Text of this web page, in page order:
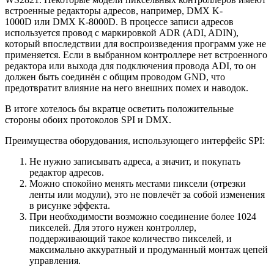
встроенные редакторы адресов, например, DMX K-
1000D или DMX K-8000D. В процессе записи адресов
используется провод с маркировкой ADR (ADI, ADIN),
который впоследствии для воспроизведения программ уже не
применяется. Если в выбранном контроллере нет встроенного
редактора или выхода для подключения провода ADI, то он
должен быть соединён с общим проводом GND, что
предотвратит влияние на него внешних помех и наводок.
В итоге хотелось бы вкратце осветить положительные
стороны обоих протоколов SPI и DMX.
Преимущества оборудования, использующего интерфейс SPI:
Не нужно записывать адреса, а значит, и покупать
редактор адресов.
Можно спокойно менять местами пиксели (отрезки
ленты или модули), это не повлечёт за собой изменения
в рисунке эффекта.
При необходимости возможно соединение более 1024
пикселей. Для этого нужен контроллер,
поддерживающий такое количество пикселей, и
максимально аккуратный и продуманный монтаж цепей
управления.